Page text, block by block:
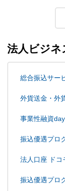
法人ビジネ
総合振込サー
外貨送金・外
事業性融資
振込優遇プロ
法人口座 ドコ
振込優遇プロ